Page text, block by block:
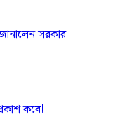
সরকার
কবে!